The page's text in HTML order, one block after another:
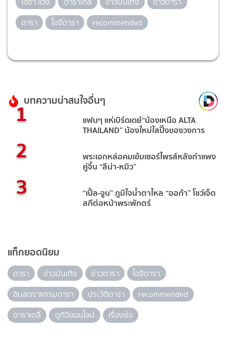
ดารา
ไอจีดารา recommended
บทความน่าสนใจอื่นๆ
1 แฟนๆ แห่เบิร์ดเดย์“น้องเหนือ ALTA
THAILAND” น้องใหม่ใสปิ๊งของวงการ
2 พระเอกหล่อคมเข้มเซอร์ไพรส์หลังกำแพง
คู่จิ้น “ลีน่า-หมิว”
3 “เปิ้ล-จูน” ภูมิใจน้ำตาไหล “ออก้า” โชว์เจ็ต
สกีต่อหน้าพระพักตร์
แท็กยอดนิยม
ดารา ข่าวบันเทิง ข่าวดารา
ไอจีดารา
อินสตราแกรมดารา
ประวัติดารา
recommended
ดาราเดลี่
ดูทีวีออนไลน์ เรื่องย่อ